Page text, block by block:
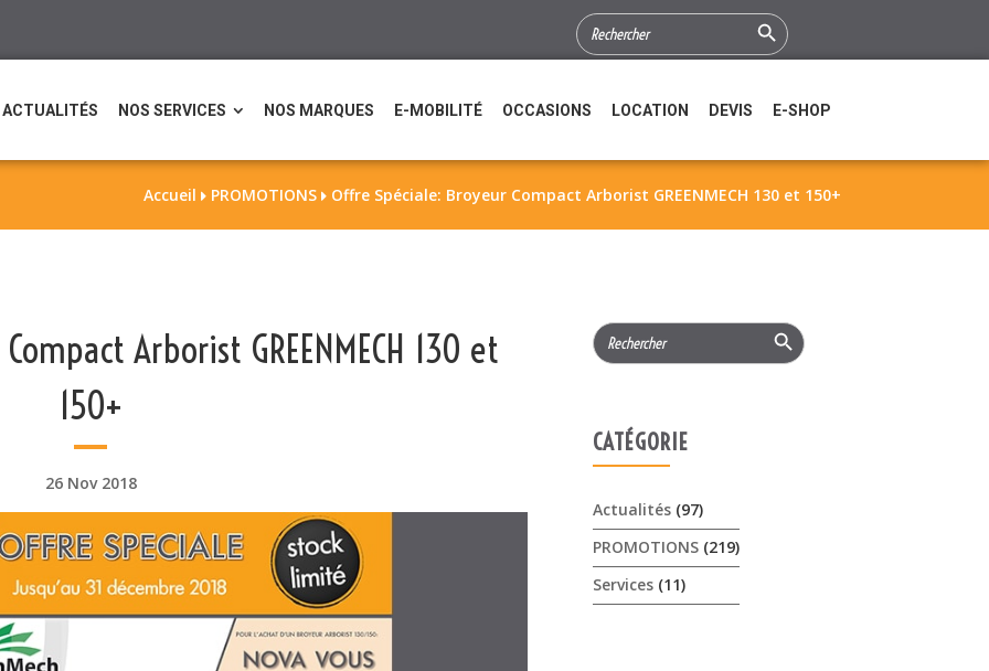
SEARCH
FOR:
Search Button
ACTUALITÉS NOS SERVICES NOS MARQUES E-MOBILITÉ OCCASIONS LOCATION DEVIS E-SHOP
Accueil  PROMOTIONS  Offre Spéciale: Broyeur Compact Arborist GREENMECH 130 et 150+
Arborist GREENMECH 130 et
150+
26 Nov 2018
Search
for:
Search Button
CATÉGORIE
Actualités (97)
PROMOTIONS (219)
Services (11)